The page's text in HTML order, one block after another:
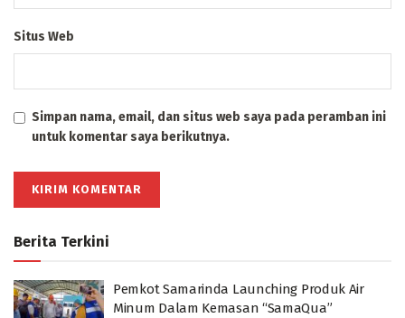
Situs Web
Simpan nama, email, dan situs web saya pada peramban ini
untuk komentar saya berikutnya.
Berita Terkini
Pemkot Samarinda Launching Produk Air
Minum Dalam Kemasan “SamaQua”